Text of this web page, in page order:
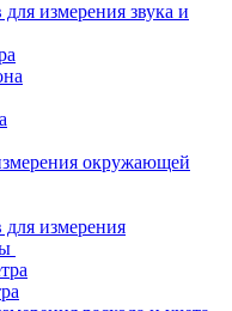
измерения звука и
окружающей
измерения